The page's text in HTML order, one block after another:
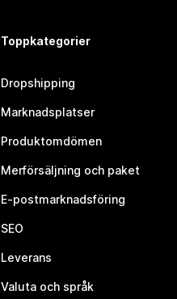
Toppkategorier
Dropshipping
Marknadsplatser
Produktomdömen
Merförsäljning och paket
E-postmarknadsföring
SEO
Leverans
Valuta och språk